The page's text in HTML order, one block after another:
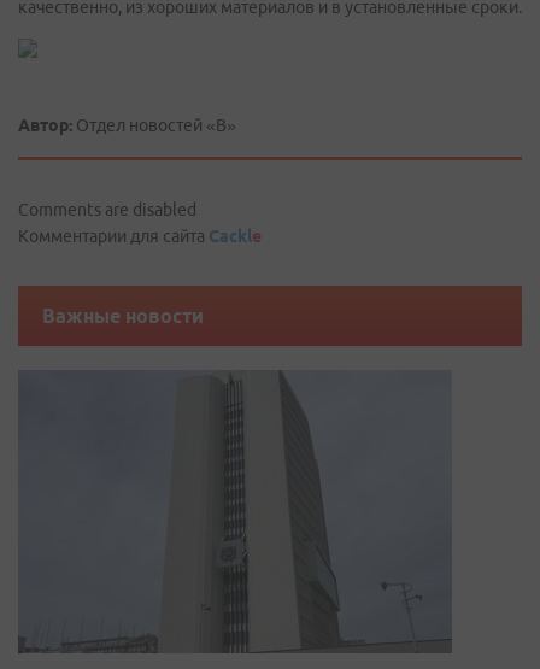
качественно, из хороших материалов и в установленные сроки.
Автор: Отдел новостей «В»
Comments are disabled
Комментарии для сайта Cackle
Важные новости